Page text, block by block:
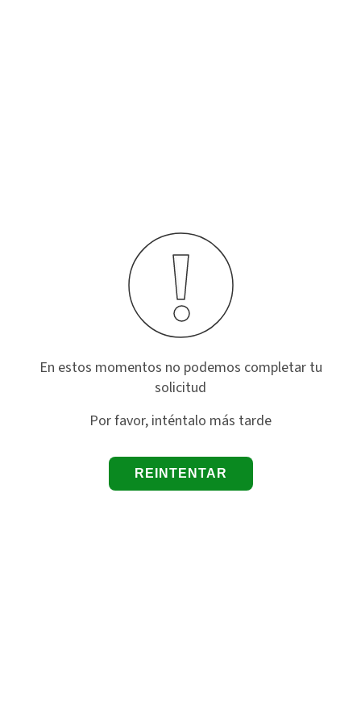
En estos momentos no podemos completar tu
solicitud
Por favor, inténtalo más tarde
REINTENTAR